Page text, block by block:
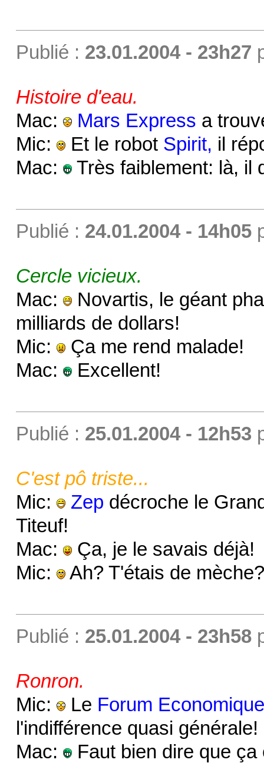
Publié : 23.01.2004 - 23h27
Histoire d'eau.
Mac:
Mars Express a
Mic:
Et le robot Spirit, il
Mac:
Très faiblement: là, il
Publié : 24.01.2004 - 14h05
Cercle vicieux.
Mac:
Novartis, le géant
milliards de dollars!
Mic:
Ça me rend malade!
Mac:
Excellent!
Publié : 25.01.2004 - 12h53
C'est pô triste...
Mic:
Zep décroche le
Titeuf!
Mac:
Ça, je le savais déjà!
Mic:
Ah? T'étais de mèche?
Publié : 25.01.2004 - 23h58
Ronron.
Mic:
Le Forum
l'indifférence quasi générale!
Mac:
Faut bien dire que ça